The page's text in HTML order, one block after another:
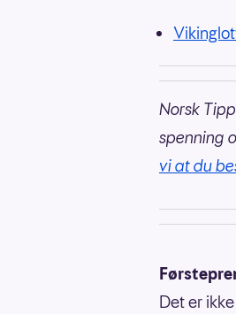
Norsk
spenning
vi at du
Det er